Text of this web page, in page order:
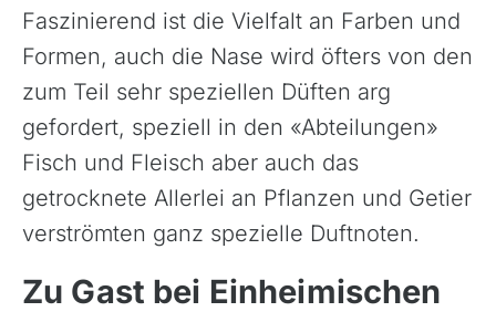
Faszinierend ist die Vielfalt an Farben und
Formen, auch die Nase wird öfters von den
zum Teil sehr speziellen Düften arg
gefordert, speziell in den «Abteilungen»
Fisch und Fleisch aber auch das
getrocknete Allerlei an Pflanzen und Getier
verströmten ganz spezielle Duftnoten.
Zu Gast bei Einheimischen